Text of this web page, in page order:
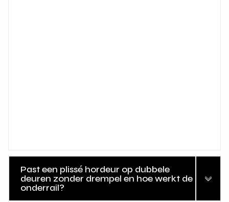
Past een plissé hordeur op dubbele
deuren zonder drempel en hoe werkt de
onderrail?